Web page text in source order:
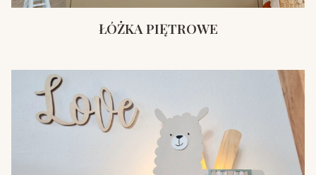
ŁÓŻKA PIĘTROWE